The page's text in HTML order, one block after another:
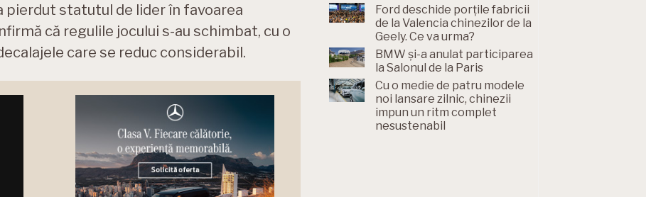
pierdut statutul de lider în favoarea
că regulile jocului s-au schimbat, cu o
care se reduc considerabil.
Ford deschide porțile fabricii
de la Valencia chinezilor de la
Geely. Ce va urma?
BMW și-a anulat participarea
la Salonul de la Paris
Cu o medie de patru modele
noi lansare zilnic, chinezii
impun un ritm complet
nesustenabil